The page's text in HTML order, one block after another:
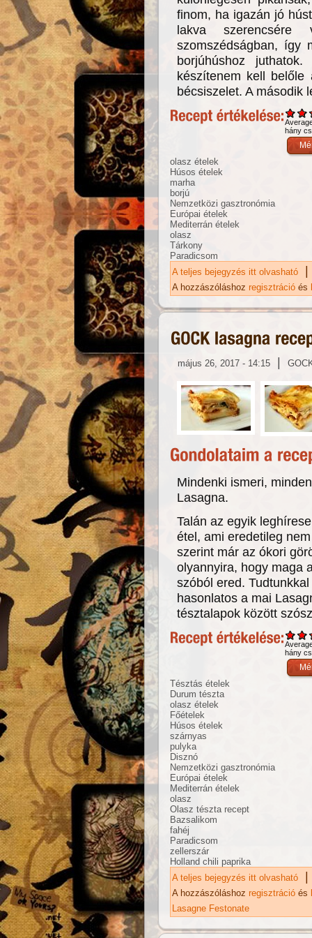
finom, ha igazán jó
lakva
szomszédságban, így
borjúhúshoz
készítenem kell
bécsiszelet. A második
hány
olasz ételek
Húsos ételek
marha
borjú
Nemzetközi gasztronómia
Európai ételek
Mediterrán ételek
olasz
Tárkony
Paradicsom
A teljes bejegyzés itt olvasható
|
A hozzászóláshoz regisztráció és
május 26, 2017 - 14:15 |
Mindenki ismeri,
Lasagna.
Talán az egyik
étel, ami eredetileg
szerint már az ókori
olyannyira, hogy maga
szóból ered.
hasonlatos a mai
tésztalapok között
hány
Tésztás ételek
Durum tészta
olasz ételek
Főételek
Húsos ételek
szárnyas
pulyka
Disznó
Nemzetközi gasztronómia
Európai ételek
Mediterrán ételek
olasz
Olasz tészta recept
Bazsalikom
fahéj
Paradicsom
zellerszár
Holland chili paprika
A teljes bejegyzés itt olvasható
|
A hozzászóláshoz regisztráció és
Lasagne Festonate